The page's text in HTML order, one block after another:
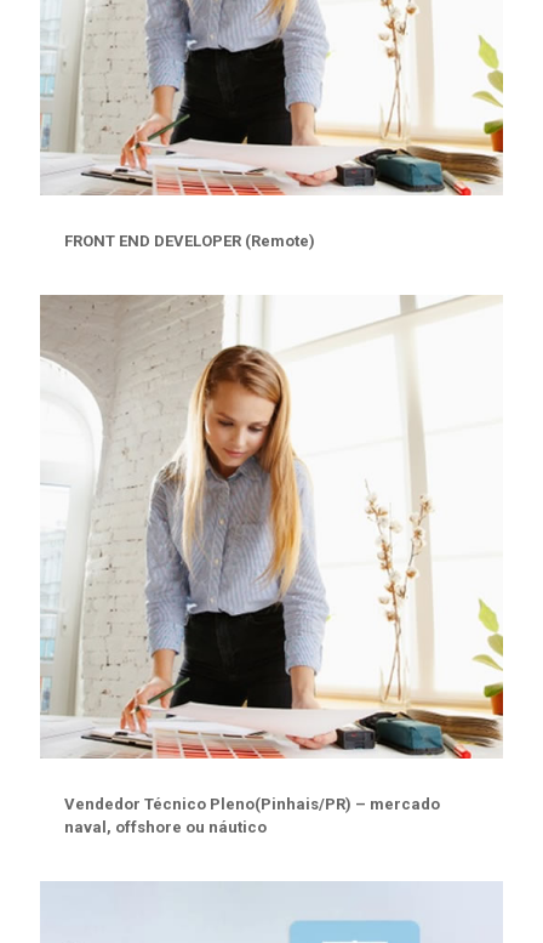
FRONT END DEVELOPER (Remote)
Vendedor Técnico Pleno(Pinhais/PR) – mercado
naval, offshore ou náutico